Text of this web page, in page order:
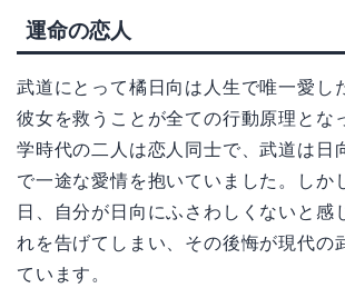
運命の恋人
武道にとって橘日向は人生で唯一愛し
彼女を救うことが全ての行動原理とな
学時代の二人は恋人同士で、武道は日
で一途な愛情を抱いていました。しか
日、自分が日向にふさわしくないと感
れを告げてしまい、その後悔が現代の
ています。